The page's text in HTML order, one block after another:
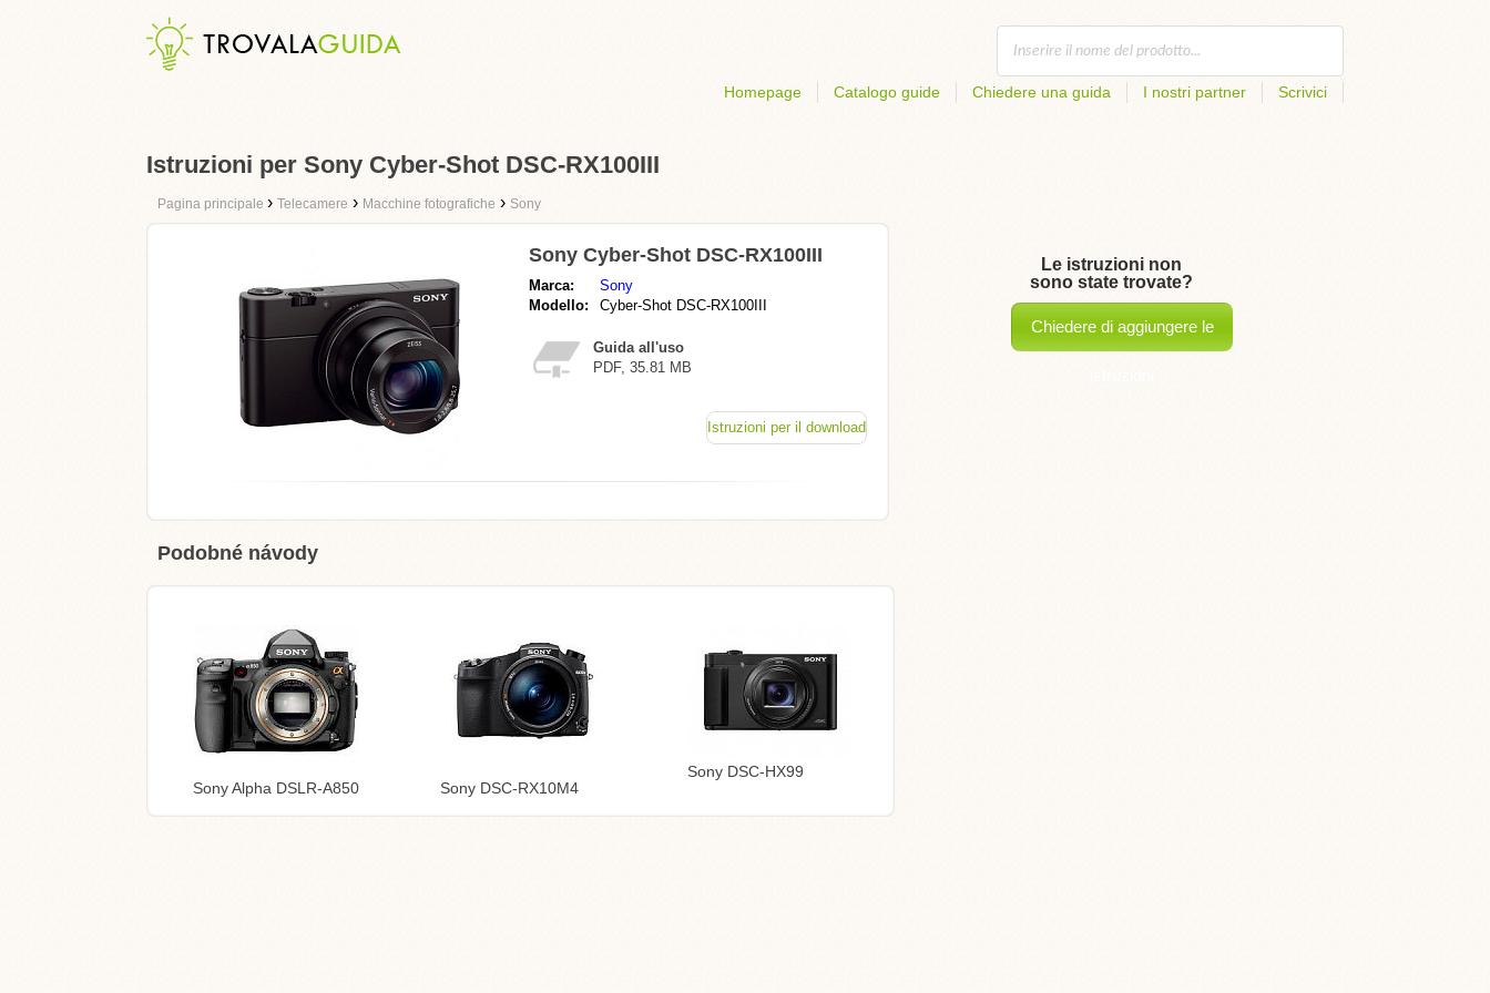
Homepage Catalogo guide Chiedere una guida I nostri partner Scrivici
Istruzioni per Sony Cyber-Shot DSC-RX100III
Pagina principale › Telecamere › Macchine fotografiche › Sony
Sony Cyber-Shot DSC-RX100III
Marca:
Sony
Modello:
Cyber-Shot DSC-RX100III
Guida all'uso
PDF, 35.81 MB
Istruzioni per il download
Podobné návody
Sony Alpha DSLR-A850 Sony DSC-RX10M4
Sony DSC-HX99
Le istruzioni non
sono state trovate?
Chiedere di aggiungere le